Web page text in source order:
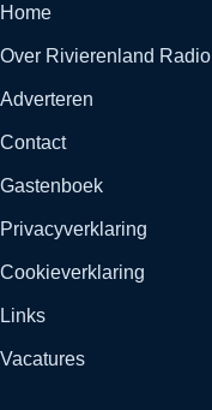
Home
Over Rivierenland Radio
Adverteren
Contact
Gastenboek
Privacyverklaring
Cookieverklaring
Links
Vacatures